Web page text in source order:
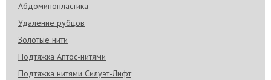
Абдоминопластика
Удаление рубцов
Золотые нити
Подтяжка Аптос-нитями
Подтяжка нитями Силуэт-Лифт